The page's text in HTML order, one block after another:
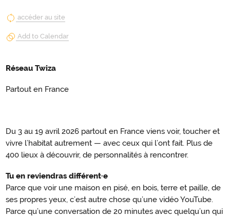
accéder au site
Add to Calendar
Réseau Twiza
Partout en France
Du 3 au 19 avril 2026 partout en France viens voir, toucher et
vivre l’habitat autrement — avec ceux qui l’ont fait. Plus de
400 lieux à découvrir, de personnalités à rencontrer.
Tu en reviendras différent·e
Parce que voir une maison en pisé, en bois, terre et paille, de
ses propres yeux, c’est autre chose qu’une vidéo YouTube.
Parce qu’une conversation de 20 minutes avec quelqu’un qui